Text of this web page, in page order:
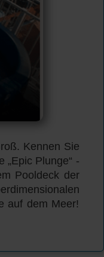
Kennen Sie
„Epic Plunge“ -
Pooldeck der
auf dem Meer!